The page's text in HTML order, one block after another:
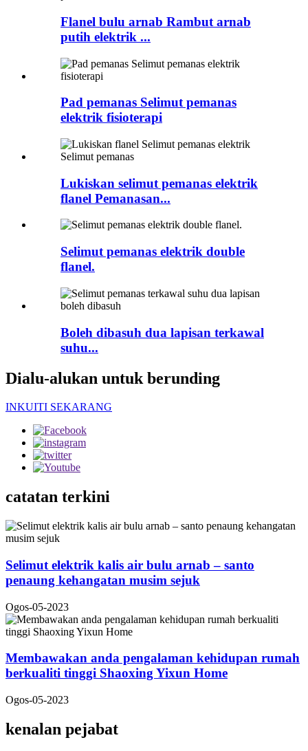
Flanel bulu arnab Rambut arnab
putih elektrik ...
Pad pemanas Selimut pemanas
elektrik fisioterapi
Lukiskan selimut pemanas elektrik
flanel Pemanasan...
Selimut pemanas elektrik double
flanel.
Boleh dibasuh dua lapisan terkawal
suhu...
Dialu-alukan untuk berunding
INKUITI SEKARANG
catatan terkini
Selimut elektrik kalis air bulu arnab – santo
penaung kehangatan musim sejuk
Ogos-05-2023
Membawakan anda pengalaman kehidupan rumah
berkualiti tinggi Shaoxing Yixun Home
Ogos-05-2023
kenalan pejabat